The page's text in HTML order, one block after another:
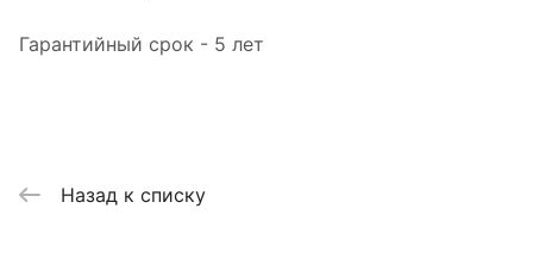
Гарантийный срок - 5 лет
Назад к списку